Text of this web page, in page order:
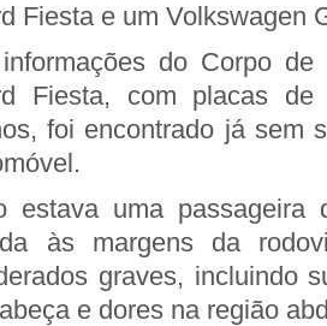
Fiesta e um Volkswagen
do Corpo de
Fiesta, com placas de
foi encontrado já sem
estava uma
às margens da
graves, incluindo
e dores na região